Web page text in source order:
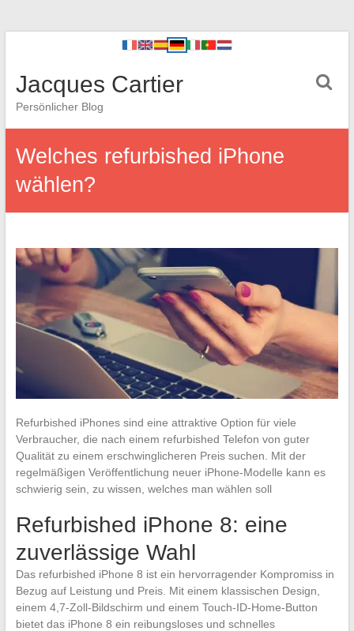
Jacques Cartier
Persönlicher Blog
Welches refurbished iPhone
wählen?
Refurbished iPhones sind eine attraktive Option für viele
Verbraucher, die nach einem refurbished Telefon von guter
Qualität zu einem erschwinglicheren Preis suchen. Mit der
regelmäßigen Veröffentlichung neuer iPhone-Modelle kann es
schwierig sein, zu wissen, welches man wählen soll
Refurbished iPhone 8: eine
zuverlässige Wahl
Das refurbished iPhone 8 ist ein hervorragender Kompromiss in
Bezug auf Leistung und Preis. Mit einem klassischen Design,
einem 4,7-Zoll-Bildschirm und einem Touch-ID-Home-Button
bietet das iPhone 8 ein reibungsloses und schnelles